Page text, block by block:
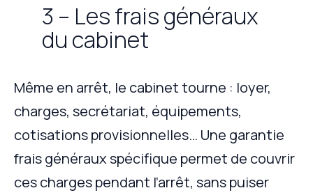
3 – Les frais généraux
du cabinet
Même en arrêt, le cabinet tourne : loyer,
charges, secrétariat, équipements,
cotisations provisionnelles… Une garantie
frais généraux spécifique permet de couvrir
ces charges pendant l’arrêt, sans puiser